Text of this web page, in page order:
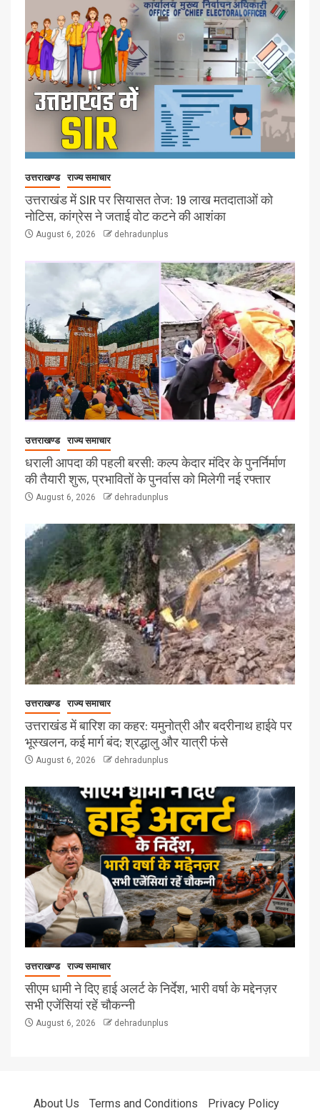
उत्तराखण्ड राज्य समाचार
उत्तराखंड में SIR पर सियासत तेज: 19 लाख मतदाताओं को
नोटिस, कांग्रेस ने जताई वोट कटने की आशंका
August 6, 2026 dehradunplus
उत्तराखण्ड राज्य समाचार
धराली आपदा की पहली बरसी: कल्प केदार मंदिर के पुनर्निर्माण
की तैयारी शुरू, प्रभावितों के पुनर्वास को मिलेगी नई रफ्तार
August 6, 2026 dehradunplus
उत्तराखण्ड राज्य समाचार
उत्तराखंड में बारिश का कहर: यमुनोत्री और बदरीनाथ हाईवे पर
भूस्खलन, कई मार्ग बंद; श्रद्धालु और यात्री फंसे
August 6, 2026 dehradunplus
उत्तराखण्ड राज्य समाचार
सीएम धामी ने दिए हाई अलर्ट के निर्देश, भारी वर्षा के मद्देनज़र
सभी एजेंसियां रहें चौकन्नी
August 6, 2026 dehradunplus
About Us Terms and Conditions Privacy Policy